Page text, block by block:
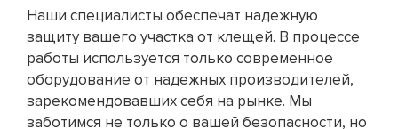
Наши специалисты обеспечат надежную
защиту вашего участка от клещей. В процессе
работы используется только современное
оборудование от надежных производителей,
зарекомендовавших себя на рынке. Мы
заботимся не только о вашей безопасности, но